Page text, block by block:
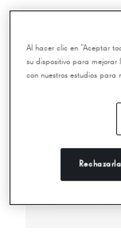
Novetats
Al hacer clic en “Aceptar
su dispositivo para
con nuestros estudios para